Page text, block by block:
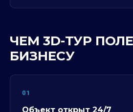
ЧЕМ 3D-ТУР
БИЗНЕСУ
01
Объект открыт 24/7